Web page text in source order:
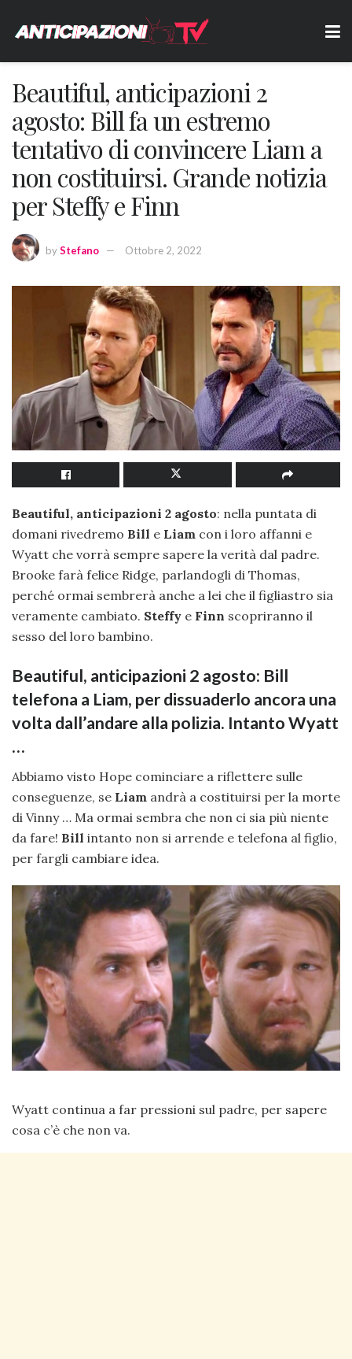
Beautiful, anticipazioni 2
agosto: Bill fa un estremo
tentativo di convincere Liam a
non costituirsi. Grande notizia
per Steffy e Finn
byStefano Ottobre 2, 2022
Beautiful, anticipazioni 2 agosto: nella puntata di
domani rivedremo Bill e Liam con i loro affanni e
Wyatt che vorrà sempre sapere la verità dal padre.
Brooke farà felice Ridge, parlandogli di Thomas,
perché ormai sembrerà anche a lei che il figliastro sia
veramente cambiato. Steffy e Finn scopriranno il
sesso del loro bambino.
Beautiful, anticipazioni 2 agosto: Bill
telefona a Liam, per dissuaderlo ancora una
volta dall’andare alla polizia. Intanto Wyatt
…
Abbiamo visto Hope cominciare a riflettere sulle
conseguenze, se Liam andrà a costituirsi per la morte
di Vinny … Ma ormai sembra che non ci sia più niente
da fare! Bill intanto non si arrende e telefona al figlio,
per fargli cambiare idea.
Wyatt continua a far pressioni sul padre, per sapere
cosa c’è che non va.